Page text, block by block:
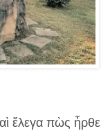
ἔλεγα πὼς